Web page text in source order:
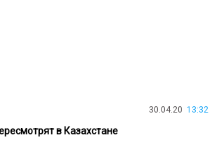
30.04.20 13:32
в Казахстане